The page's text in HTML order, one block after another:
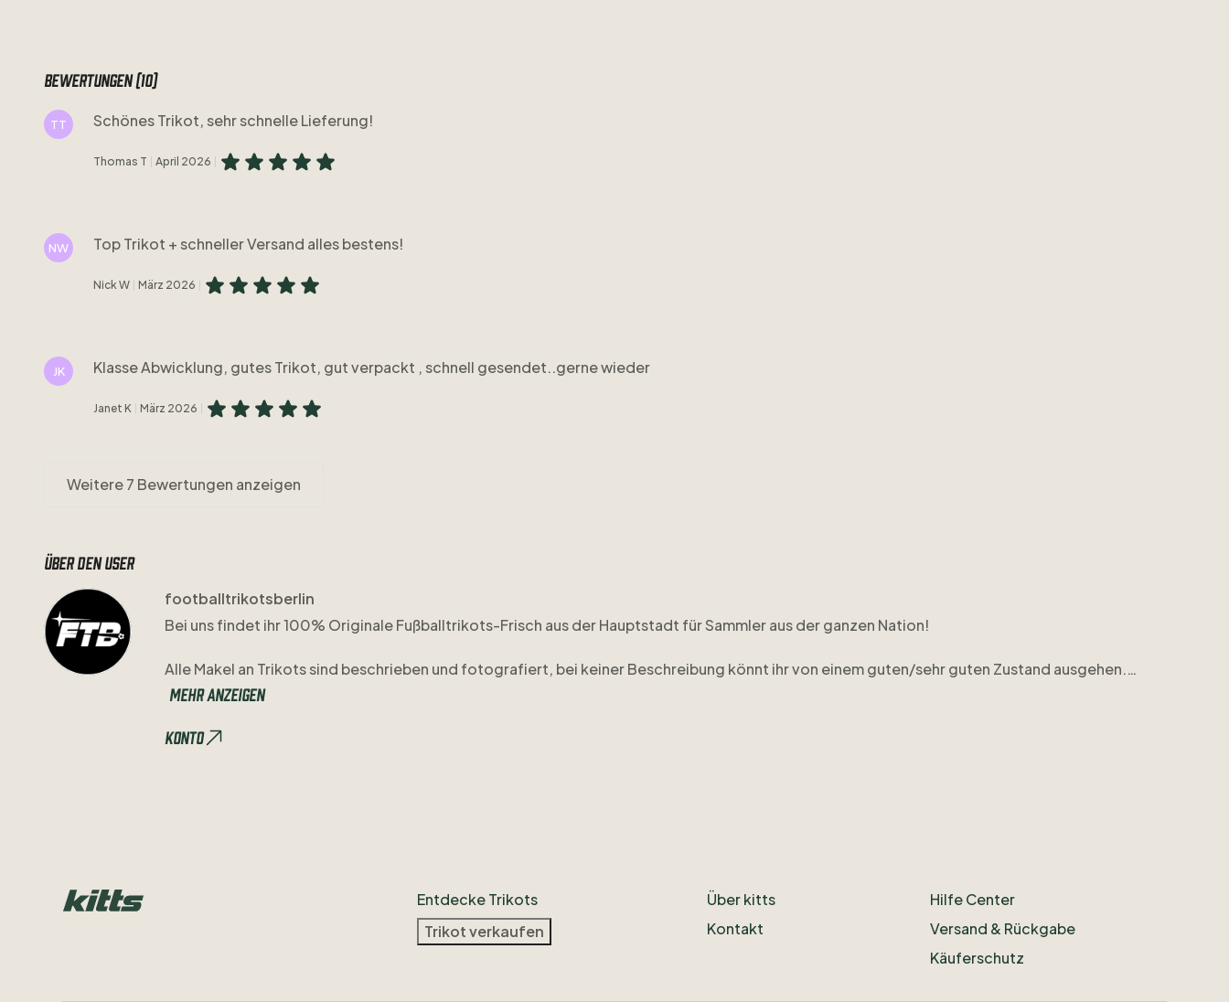
Bewertungen (10)
TT Schönes Trikot, sehr schnelle Lieferung!
Thomas T April 2026
NW Top Trikot + schneller Versand alles bestens!
Nick W März 2026
JK Klasse Abwicklung, gutes Trikot, gut verpackt , schnell gesendet..gerne wieder
Janet K März 2026
Weitere 7 Bewertungen anzeigen
Über den user
footballtrikotsberlin
Bei unsfindet ihr100% OriginaleFußballtrikots-Frisch ausderHauptstadt fürSammlerausderganzen Nation!
AlleMakel an Trikotssind beschrieben und fotografiert​,​ bei keinerBeschreibung könnt ihrvon einemguten​/​sehrguten Zustand ausgehen.
Mehr anzeigen
Konto
Entdecke Trikots
Trikot verkaufen
Über kitts
Kontakt
Hilfe Center
Versand & Rückgabe
Käuferschutz